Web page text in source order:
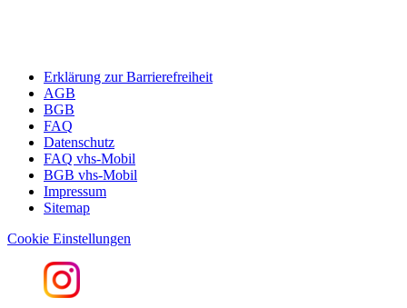
Erklärung zur Barrierefreiheit
AGB
BGB
FAQ
Datenschutz
FAQ vhs-Mobil
BGB vhs-Mobil
Impressum
Sitemap
Cookie Einstellungen